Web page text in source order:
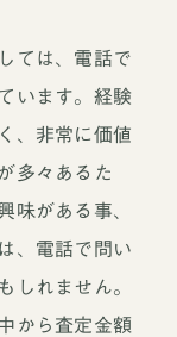
ては、電話で
います。経験
、非常に価値
多々あるた
味がある事、
、電話で問い
しれません。
から査定金額